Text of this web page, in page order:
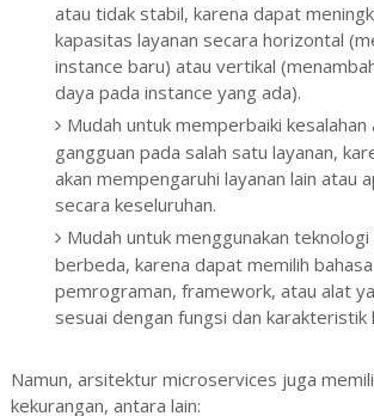
atau tidak stabil, karena dapat
kapasitas layanan secara horizontal
instance baru) atau vertikal
daya pada instance yang ada).
Mudah untuk memperbaiki kesalahan
gangguan pada salah satu layanan,
akan mempengaruhi layanan lain atau
secara keseluruhan.
Mudah untuk menggunakan
berbeda, karena dapat memilih bahasa
pemrograman, framework, atau alat
sesuai dengan fungsi dan karakteristik
Namun, arsitektur microservices juga
kekurangan, antara lain: